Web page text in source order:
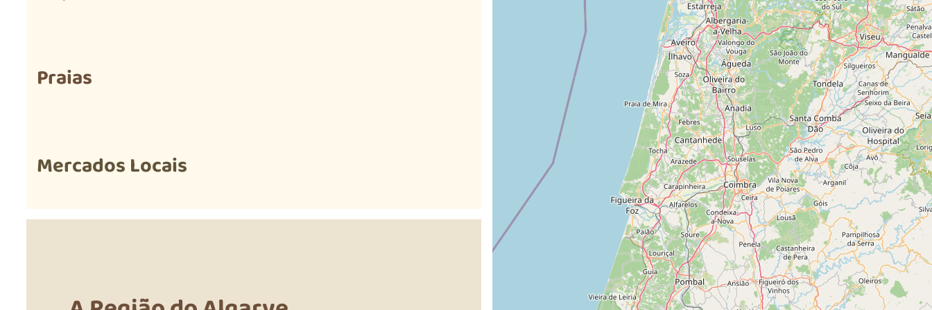
Praias
Mercados Locais